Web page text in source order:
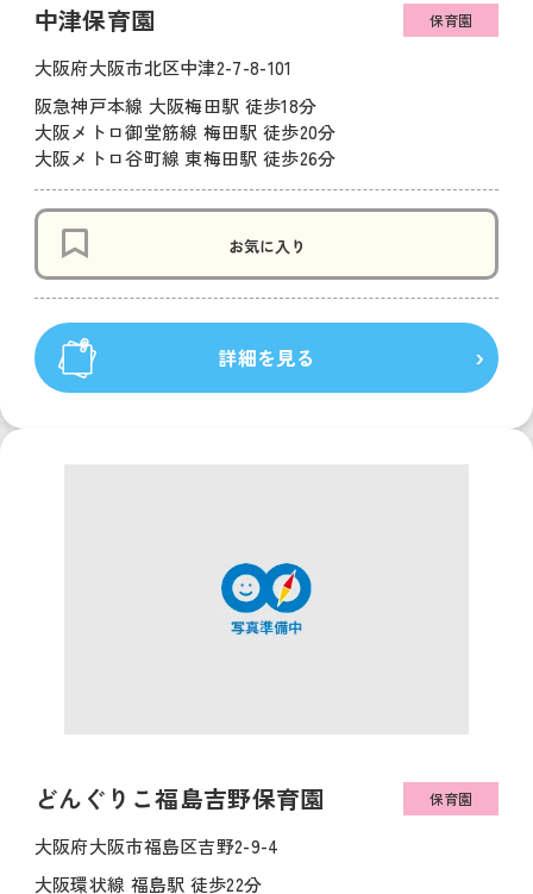
中津保育園 保育園
大阪府大阪市北区中津2-7-8-101
阪急神戸本線 大阪梅田駅 徒歩18分
大阪メトロ御堂筋線 梅田駅 徒歩20分
大阪メトロ谷町線 東梅田駅 徒歩26分
お気に入り
詳細を見る
どんぐりこ福島吉野保育園 保育園
大阪府大阪市福島区吉野2-9-4
大阪環状線 福島駅 徒歩22分